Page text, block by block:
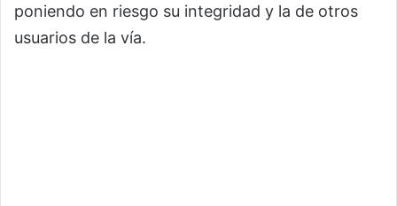
poniendo en riesgo su integridad y la de otros
usuarios de la vía.